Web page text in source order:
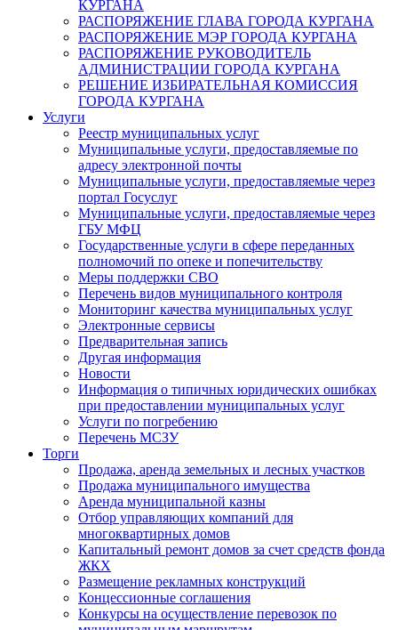
КУРГАНА
РАСПОРЯЖЕНИЕ ГЛАВА ГОРОДА КУРГАНА
РАСПОРЯЖЕНИЕ МЭР ГОРОДА КУРГАНА
РАСПОРЯЖЕНИЕ РУКОВОДИТЕЛЬ
АДМИНИСТРАЦИИ ГОРОДА КУРГАНА
РЕШЕНИЕ ИЗБИРАТЕЛЬНАЯ КОМИССИЯ
ГОРОДА КУРГАНА
Услуги
Реестр муниципальных услуг
Муниципальные услуги, предоставляемые по
адресу электронной почты
Муниципальные услуги, предоставляемые через
портал Госуслуг
Муниципальные услуги, предоставляемые через
ГБУ МФЦ
Государственные услуги в сфере переданных
полномочий по опеке и попечительству
Меры поддержки СВО
Перечень видов муниципального контроля
Мониторинг качества муниципальных услуг
Электронные сервисы
Предварительная запись
Другая информация
Новости
Информация о типичных юридических ошибках
при предоставлении муниципальных услуг
Услуги по погребению
Перечень МСЗУ
Торги
Продажа, аренда земельных и лесных участков
Продажа муниципального имущества
Аренда муниципальной казны
Отбор управляющих компаний для
многоквартирных домов
Капитальный ремонт домов за счет средств фонда
ЖКХ
Размещение рекламных конструкций
Концессионные соглашения
Конкурсы на осуществление перевозок по